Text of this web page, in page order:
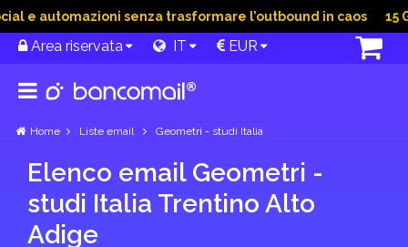
automazioni senza trasformare l’outbound in caos 15
Area riservata IT EUR
Home Liste email Geometri - studi Italia
Elenco email Geometri -
studi Italia Trentino Alto
Adige